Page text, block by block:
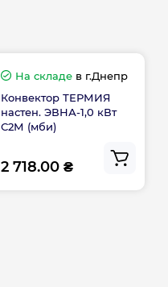
На складе в г.Днепр
Конвектор ТЕРМИЯ
настен. ЭВНА-1,0 кВт
С2М (мби)
2 718.00 ₴